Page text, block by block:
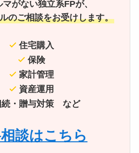
がない独立系FPが、
のご相談をお受けします。
住宅購入
保険
家計管理
資産運用
続・贈与対策 など
談はこちら